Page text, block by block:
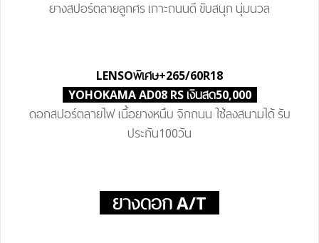
ยางสปอร์ตลายลูกศร เกาะถนนดี ขับสนุก นุ่มนวล
LENSOพิเศษ+265/60R18
YOHOKAMA AD08 RS เงินสด50,000
ดอกสปอร์ตลายไฟ เนื้อยางหนึบ จิกถนน ใช้ลงสนามได้ รับ
ประกัน100วัน
ยางดอก A/T